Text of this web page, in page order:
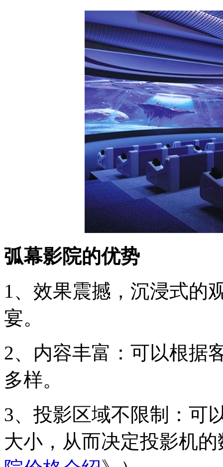
弧幕影院的优势
1、效果震撼，沉浸式的
宴。
2、内容丰富：可以根据
多样。
3、投影区域不限制：可
大小，从而决定投影机